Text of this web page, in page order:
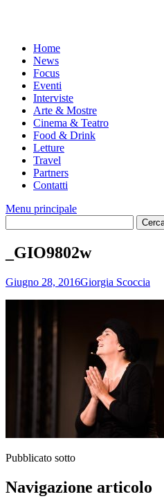
Home
News
Focus
Eventi
Interviste
Arte & Mostre
Cinema & Teatro
Food & Drink
Letture
Travel
Partners
Contatti
Menu principale
_GIO9802w
Giugno 28, 2016Giorgia Scoccia
Pubblicato sotto
Navigazione articolo